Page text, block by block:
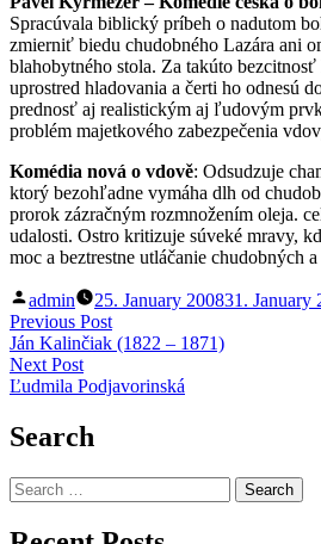
Spracúvala biblický príbeh o nadutom
zmierniť biedu chudobného Lazára ani
blahobytného stola. Za takúto
uprostred hladovania a čerti ho odnesú
prednosť aj realistickým aj ľudovým
problém majetkového zabezpečenia
Komédia nová o vdově: Odsudzuje
ktorý bezohľadne vymáha dlh od
prorok zázračným rozmnožením oleja.
udalosti. Ostro kritizuje súveké mravy,
moc a beztrestne utláčanie chudobných
Posted
by
admin 25. January 200831. January
Post
navigation
Previous PostPrevious
post:
Ján Kalinčiak (1822 – 1871)
Next PostNext
post:
Ľudmila Podjavorinská
Search
Search
for: